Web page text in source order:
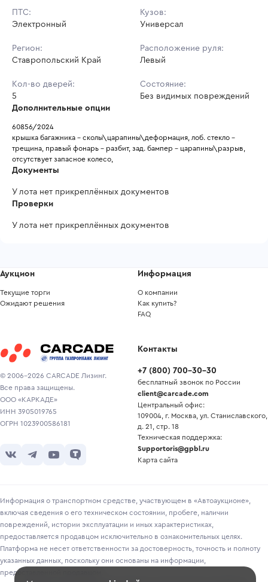
ПТС:
Электронный
Кузов:
Универсал
Регион:
Ставропольский Край
Расположение руля:
Левый
Кол-во дверей:
5
Состояние:
Без видимых повреждений
Дополнительные опции
60856/2024
крышка багажника - сколы\царапины\деформация, лоб. стекло -
трещина, правый фонарь - разбит, зад. бампер - царапины\разрыв,
отсутствует запасное колесо,
Документы
У лота нет прикреплённых документов
Проверки
У лота нет прикреплённых документов
© 2006-2026 CARCADE Лизинг.
Все права защищены.
ООО «КАРКАДЕ»
ИНН 3905019765
ОГРН 1023900586181
Аукцион
Текущие торги
Ожидают решения
Информация
О компании
Как купить?
FAQ
Контакты
+7 (800) 700-30-30
бесплатный звонок по России
client@carcade.com
Центральный офис:
109004, г. Москва, ул. Станиславского,
д. 21, стр. 18
Техническая поддержка:
Supportoris@gpbl.ru
Карта сайта
Информация о транспортном средстве, участвующем в «Автоаукционе»,
включая сведения о его техническом состоянии, пробеге, наличии
повреждений, истории эксплуатации и иных характеристиках,
предоставляется продавцом исключительно в ознакомительных целях.
Платформа не несет ответственности за достоверность, точность и полноту
указанных данных, поскольку они основаны на информации,
предоставленной продавцом.